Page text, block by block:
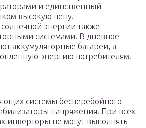
и единственный
высокую цену.
энергии также
системами. В дневное
аккумуляторные батареи, а
энергию потребителям.
системы бесперебойного
напряжения. При всех
инверторы не могут выполнять